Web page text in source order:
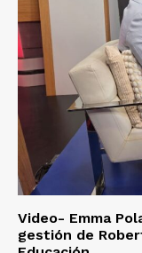
Video- Emma
gestión de